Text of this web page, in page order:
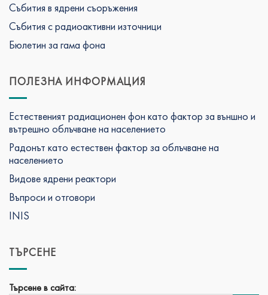
Събития в ядрени съоръжения
Събития с радиоактивни източници
Бюлетин за гама фона
ПОЛЕЗНА ИНФОРМАЦИЯ
Естественият радиационен фон като фактор за външно и
вътрешно облъчване на населението
Радонът като естествен фактор за облъчване на
населението
Видове ядрени реактори
Въпроси и отговори
INIS
ТЪРСЕНЕ
Търсене в сайта: